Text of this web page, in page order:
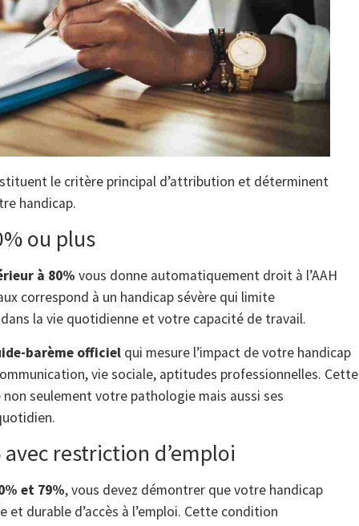
le critère principal d’attribution et déterminent
handicap.
ou plus
à 80% vous donne automatiquement droit à l’AAH
correspond à un handicap sévère qui limite
la vie quotidienne et votre capacité de travail.
barème officiel qui mesure l’impact de votre handicap
vie sociale, aptitudes professionnelles. Cette
seulement votre pathologie mais aussi ses
restriction d’emploi
et 79%, vous devez démontrer que votre handicap
durable d’accès à l’emploi. Cette condition